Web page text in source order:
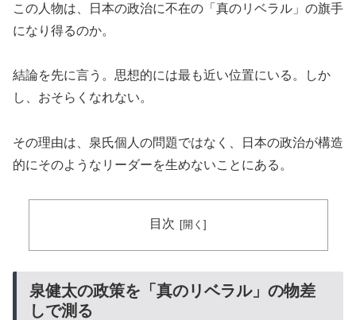
この人物は、日本の政治に不在の「真のリベラル」の旗手
になり得るのか。
結論を先に言う。思想的には最も近い位置にいる。しか
し、おそらくなれない。
その理由は、泉氏個人の問題ではなく、日本の政治が構造
的にそのようなリーダーを生めないことにある。
目次
泉健太の政策を「真のリベラル」の物差
しで測る